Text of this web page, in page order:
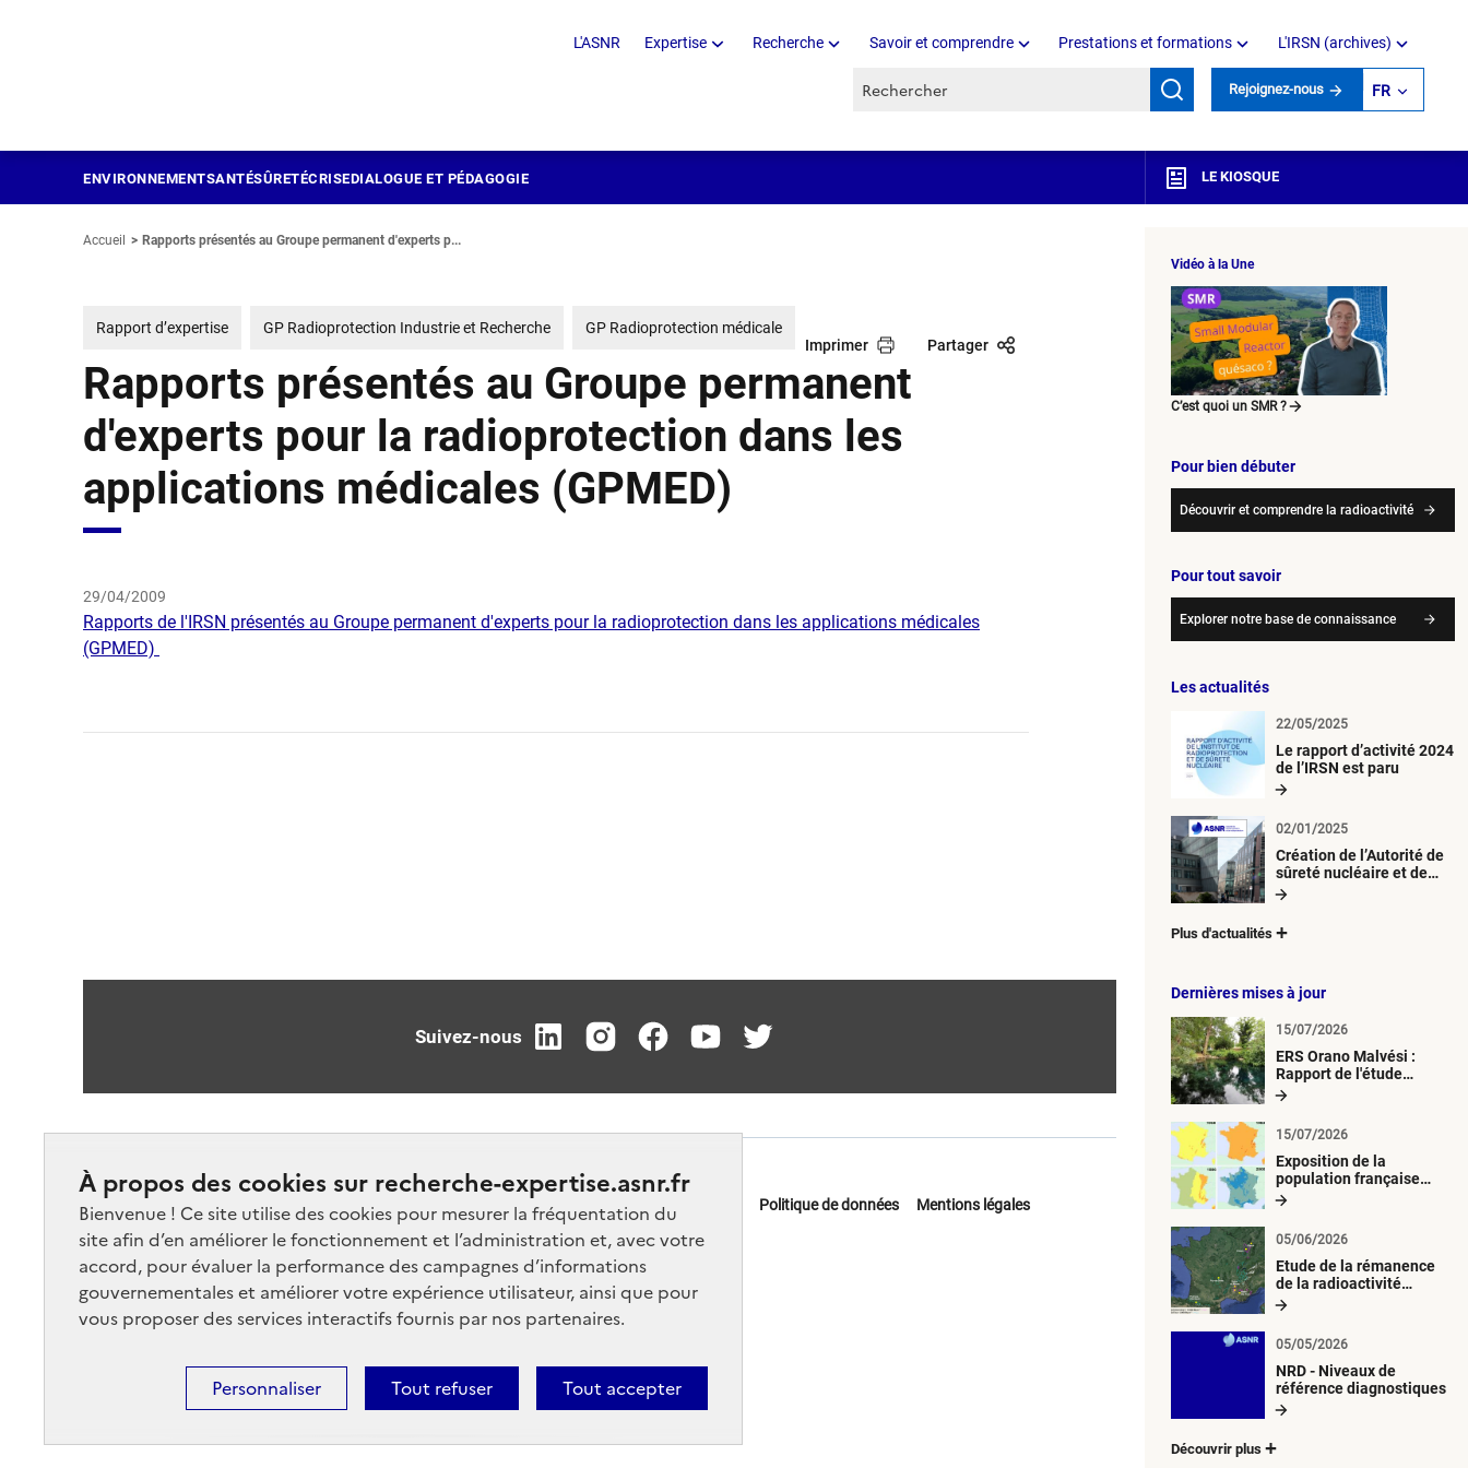
À propos des cookies sur recherche-expertise.asnr.fr
Bienvenue ! Ce site utilise des cookies pour mesurer la fréquentation du
site afin d’en améliorer le fonctionnement et l’administration et, avec votre
accord, pour évaluer la performance des campagnes d’informations
gouvernementales et améliorer votre expérience utilisateur, ainsi que pour
vous proposer des services interactifs fournis par nos partenaires.
Tout accepter
Tout refuser
Personnaliser
L'ASNR Expertise Recherche Savoir et comprendre Prestations et formations L'IRSN (archives)
Recherche par mots clés Rejoignez-nous FR
ENVIRONNEMENTSANTÉSÛRETÉCRISEDIALOGUE ET PÉDAGOGIE LE KIOSQUE
Accueil Rapports présentés au Groupe permanent d'experts p...
Imprimer Partager
Rapport d’expertise GP Radioprotection Industrie et Recherche GP Radioprotection médicale
Rapports présentés au Groupe permanent
d'experts pour la radioprotection dans les
applications médicales (GPMED)
29/04/2009
Rapports de l'IRSN présentés au Groupe permanent d'experts pour la radioprotection dans les applications médicales
(GPMED)
Vidéo à la Une
C’est quoi un SMR ?
Pour bien débuter
Découvrir et comprendre la radioactivité
Pour tout savoir
Explorer notre base de connaissance
Les actualités
Le rapport d’activité 2024
de l’IRSN est paru
22/05/2025
Création de l’Autorité de
sûreté nucléaire et de
radioprotection (ASNR)
02/01/2025
Plus d'actualités
Dernières mises à jour
ERS Orano Malvési :
Rapport de l'étude
radiologique du milieu
15/07/2026
Exposition de la
population française
métropolitaine aux
atmosphériques
radioactives depuis 1945
15/07/2026
Etude de la rémanence
de la radioactivité
d’origine artificielle
05/06/2026
NRD - Niveaux de
référence diagnostiques
05/05/2026
Découvrir plus
Suivez-nous
Nos marchés Nos offres d'emploi Politique de données Mentions légales
Plan du site Contactez-nous